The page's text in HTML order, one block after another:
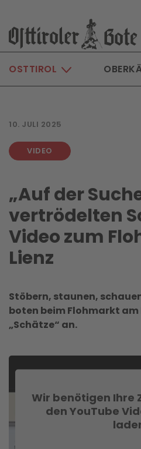
Skip to main content
OSTTIROL
10. JULI 2025
VIDEO
„Auf der
vertrödelten
Video zum
Lienz
Stöbern, staunen,
boten beim Flohmarkt
„Schätze“ an.
Wir benötigen Ihre
den YouTube